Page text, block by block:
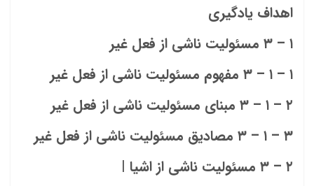
اهداف یادگیری
۱ – ۳ مسئولیت ناشی از فعل غیر
۱ – ۱ – ۳ مفهوم مسئولیت ناشی از فعل غیر
۲ – ۱ – ۳ مبنای مسئولیت ناشی از فعل غیر
۳ – ۱ – ۳ مصادیق مسئولیت ناشی از فعل غیر
۲ – ۳ مسئولیت ناشی از اشیا |